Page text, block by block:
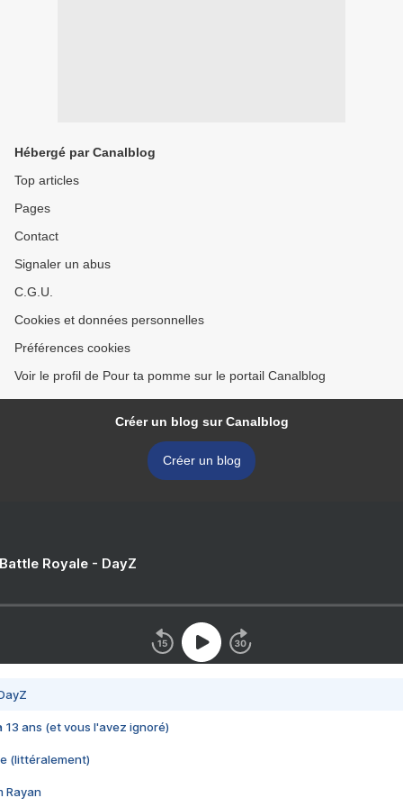
Hébergé par Canalblog
Top articles
Pages
Contact
Signaler un abus
C.G.U.
Cookies et données personnelles
Préférences cookies
Voir le profil de Pour ta pomme sur le portail Canalblog
Créer un blog sur Canalblog
Créer un blog
Royale - DayZ
13 ans (et vous l'avez ignoré)
(littéralement)
Rayan